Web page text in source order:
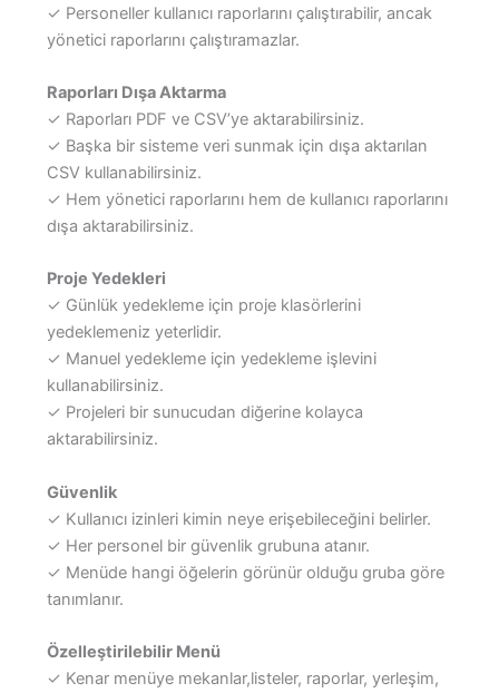
✓ Personeller kullanıcı raporlarını çalıştırabilir, ancak
yönetici raporlarını çalıştıramazlar.
Raporları Dışa Aktarma
✓ Raporları PDF ve CSV’ye aktarabilirsiniz.
✓ Başka bir sisteme veri sunmak için dışa aktarılan
CSV kullanabilirsiniz.
✓ Hem yönetici raporlarını hem de kullanıcı raporlarını
dışa aktarabilirsiniz.
Proje Yedekleri
✓ Günlük yedekleme için proje klasörlerini
yedeklemeniz yeterlidir.
✓ Manuel yedekleme için yedekleme işlevini
kullanabilirsiniz.
✓ Projeleri bir sunucudan diğerine kolayca
aktarabilirsiniz.
Güvenlik
✓ Kullanıcı izinleri kimin neye erişebileceğini belirler.
✓ Her personel bir güvenlik grubuna atanır.
✓ Menüde hangi öğelerin görünür olduğu gruba göre
tanımlanır.
Özelleştirilebilir Menü
✓ Kenar menüye mekanlar,listeler, raporlar, yerleşim,